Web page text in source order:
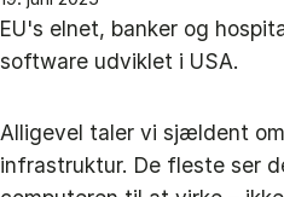
EU's elnet, banker og
software udviklet i USA.
Alligevel taler vi sjældent
infrastruktur. De fleste ser